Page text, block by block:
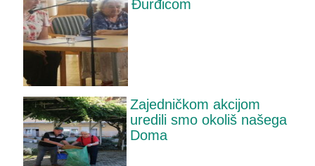
Đurđicom
Zajedničkom akcijom
uredili smo okoliš našega
Doma